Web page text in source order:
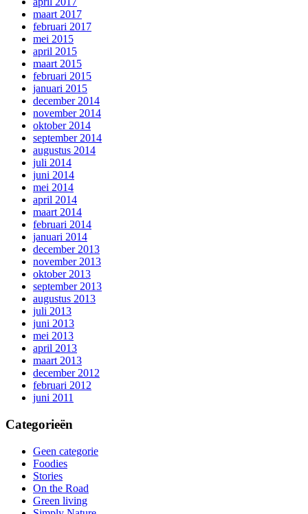
maart 2017
februari 2017
mei 2015
april 2015
maart 2015
februari 2015
januari 2015
december 2014
november 2014
oktober 2014
september 2014
augustus 2014
juli 2014
juni 2014
mei 2014
april 2014
maart 2014
februari 2014
januari 2014
december 2013
november 2013
oktober 2013
september 2013
augustus 2013
juli 2013
juni 2013
mei 2013
april 2013
maart 2013
december 2012
februari 2012
juni 2011
Categorieën
Geen categorie
Foodies
Stories
On the Road
Green living